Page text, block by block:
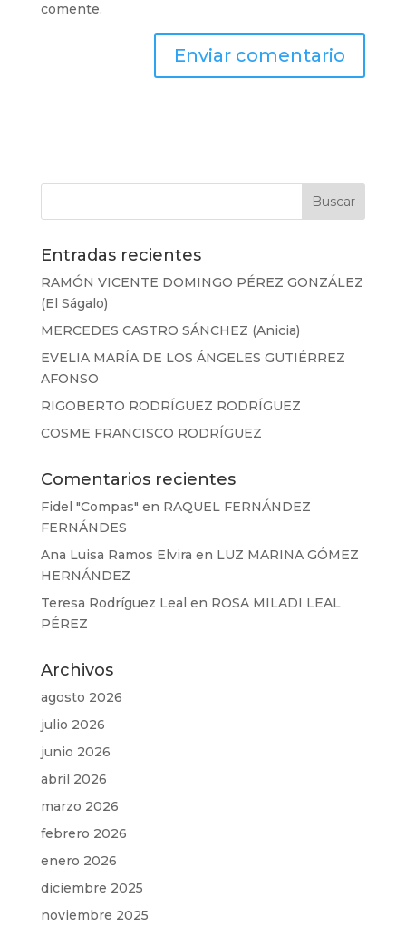
comente.
Entradas recientes
RAMÓN VICENTE DOMINGO PÉREZ GONZÁLEZ
(El Ságalo)
MERCEDES CASTRO SÁNCHEZ (Anicia)
EVELIA MARÍA DE LOS ÁNGELES GUTIÉRREZ
AFONSO
RIGOBERTO RODRÍGUEZ RODRÍGUEZ
COSME FRANCISCO RODRÍGUEZ
Comentarios recientes
Fidel "Compas" en RAQUEL FERNÁNDEZ
FERNÁNDES
Ana Luisa Ramos Elvira en LUZ MARINA GÓMEZ
HERNÁNDEZ
Teresa Rodríguez Leal en ROSA MILADI LEAL
PÉREZ
Archivos
agosto 2026
julio 2026
junio 2026
abril 2026
marzo 2026
febrero 2026
enero 2026
diciembre 2025
noviembre 2025